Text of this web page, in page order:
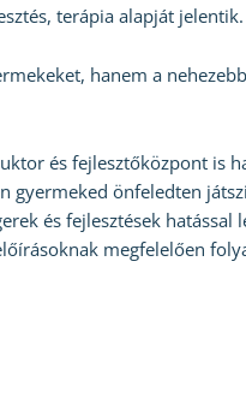
terápia alapját jelentik.
hanem a
és fejlesztőközpont is
gyermeked önfeledten
és fejlesztések hatással
megfelelően